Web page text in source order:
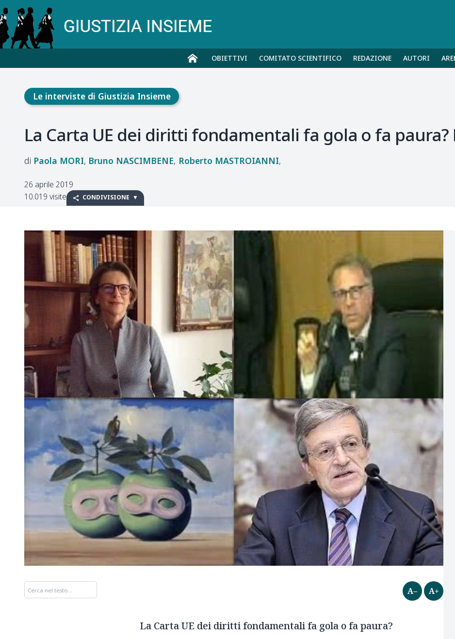
OBIETTIVI COMITATO SCIENTIFICO REDAZIONE AUTORI
Le interviste di Giustizia Insieme
La Carta UE dei diritti fondamentali fa gola o fa
Paola MORI Bruno NASCIMBENE Roberto MASTROIANNI
26 aprile 2019
10.019 visite
CONDIVISIONE
A– A+
La Carta UE dei diritti fondamentali fa gola o fa paura?